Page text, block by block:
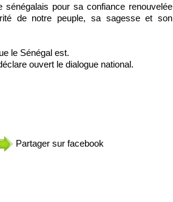
pour sa confiance renouvelée
de notre peuple, sa sagesse et son
le Sénégal est.
ouvert le dialogue national.
Partager sur facebook